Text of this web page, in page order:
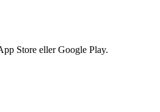
Store eller Google Play.